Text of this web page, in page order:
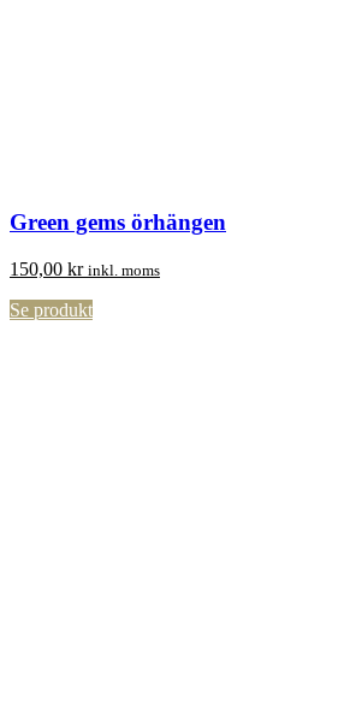
Green gems örhängen
150,00 kr inkl. moms
Se produkt